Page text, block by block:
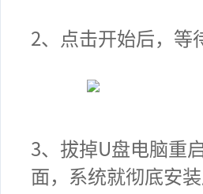
2、点击开始后，等
3、拔掉U盘电脑重
面，系统就彻底安装